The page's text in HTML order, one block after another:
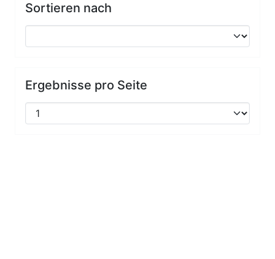
Sortieren nach
Ergebnisse pro Seite